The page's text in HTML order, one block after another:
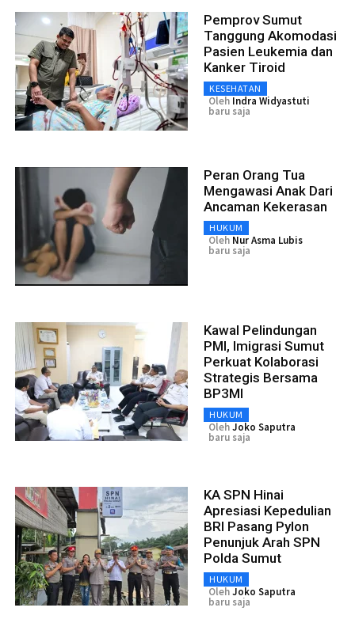
Pemprov Sumut
Tanggung Akomodasi
Pasien Leukemia dan
Kanker Tiroid
KESEHATAN
Oleh Indra Widyastuti
baru saja
Peran Orang Tua
Mengawasi Anak Dari
Ancaman Kekerasan
HUKUM
Oleh Nur Asma Lubis
baru saja
Kawal Pelindungan
PMI, Imigrasi Sumut
Perkuat Kolaborasi
Strategis Bersama
BP3MI
HUKUM
OlehJoko Saputra
baru saja
KA SPN Hinai
Apresiasi Kepedulian
BRI Pasang Pylon
Penunjuk Arah SPN
Polda Sumut
HUKUM
OlehJoko Saputra
baru saja